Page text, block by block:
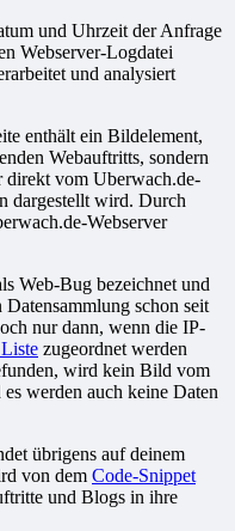
und Uhrzeit der Anfrage
Webserver-Logdatei
und analysiert
enthält ein Bildelement,
Webauftritts, sondern
direkt vom Uberwach.de-
dargestellt wird. Durch
Webserver
Web-Bug bezeichnet und
schon seit
nur dann, wenn die IP-
zugeordnet werden
wird kein Bild vom
werden auch keine Daten
übrigens auf deinem
von dem Code-Snippet
und Blogs in ihre